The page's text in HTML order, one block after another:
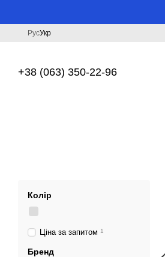
РусУкр
+38 (063) 350-22-96
Колір
Ціна за запитом 1
Бренд